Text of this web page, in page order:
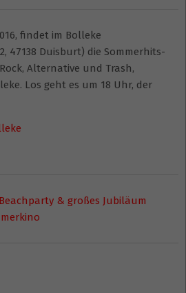
findet im Bolleke
47138 Duisburt) die Sommerhits-
Alternative und Trash,
Los geht es um 18 Uhr, der
& großes Jubiläum